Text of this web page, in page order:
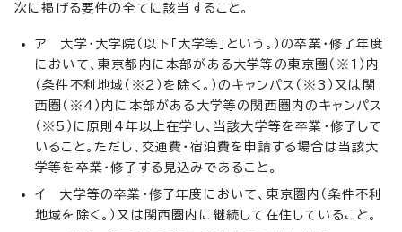
次に掲げる要件の全てに該当すること。
ア 大学・大学院（以下「大学等」という。）の卒業・修了年度
において、東京都内に本部がある大学等の東京圏（※1）内
（条件不利地域（※2）を除く。）のキャンパス（※3）又は関
西圏（※4）内に本部がある大学等の関西圏内のキャンパス
（※5）に原則4年以上在学し、当該大学等を卒業・修了して
いること。ただし、交通費・宿泊費を申請する場合は当該大
学等を卒業・修了する見込みであること。
イ 大学等の卒業・修了年度において、東京圏内（条件不利
地域を除く。）又は関西圏内に継続して在住していること。